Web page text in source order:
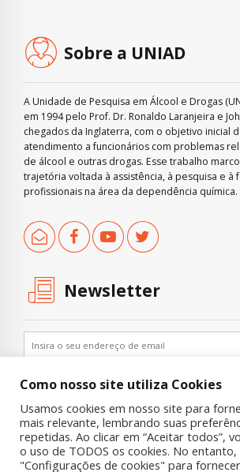
Sobre a UNIAD
A Unidade de Pesquisa em Álcool e Drogas
em 1994 pelo Prof. Dr. Ronaldo Laranjeira e
chegados da Inglaterra, com o objetivo inicial
atendimento a funcionários com problemas
de álcool e outras drogas. Esse trabalho
trajetória voltada à assistência, à pesquisa e à
profissionais na área da dependência química.
Newsletter
Como nosso site utiliza Cookies
Usamos cookies em nosso site para
mais relevante, lembrando suas
repetidas. Ao clicar em “Aceitar todos”,
o uso de TODOS os cookies. No
"Configurações de cookies" para